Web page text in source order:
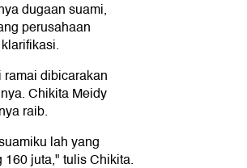
dugaan suami,
perusahaan
dibicarakan
Chikita Meidy
raib.
lah yang
juta," tulis Chikita.